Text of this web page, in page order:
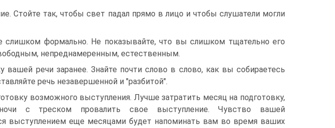
Стойте так, чтобы свет падал прямо в лицо и чтобы слушатели могли
слишком формально. Не показывайте, что вы слишком тщательно его
непреднамеренным, естественным.
вашей речи заранее. Знайте почти слово в слово, как вы собираетесь
речь незавершенной и "разбитой".
возможного выступления. Лучше затратить месяц на подготовку,
с треском провалить свое выступление. Чувство вашей
выступлением еще месяцами будет напоминать вам во время ваших